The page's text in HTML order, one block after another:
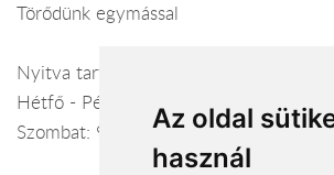
Az oldal
használ
Törődünk egymással
Nyitva tartás:
Hétfő - Péntek: 9:00-18:00
Szombat: 9:00-13:00